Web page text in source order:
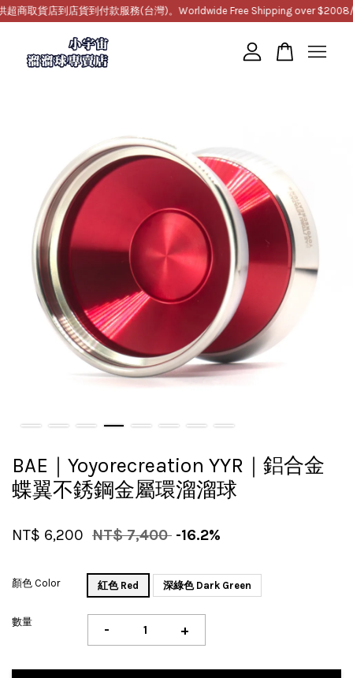
商取貨店到店貨到付款服務(台灣)。Worldwide Free Shipping over $2008/
BAE｜Yoyorecreation YYR｜鋁合金
蝶翼不銹鋼金屬環溜溜球
NT$ 6,200 NT$ 7,400 -16.2%
顏色 Color 紅色 Red 深綠色 Dark Green
數量 - +